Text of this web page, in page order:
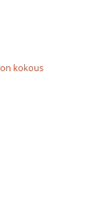
kokous